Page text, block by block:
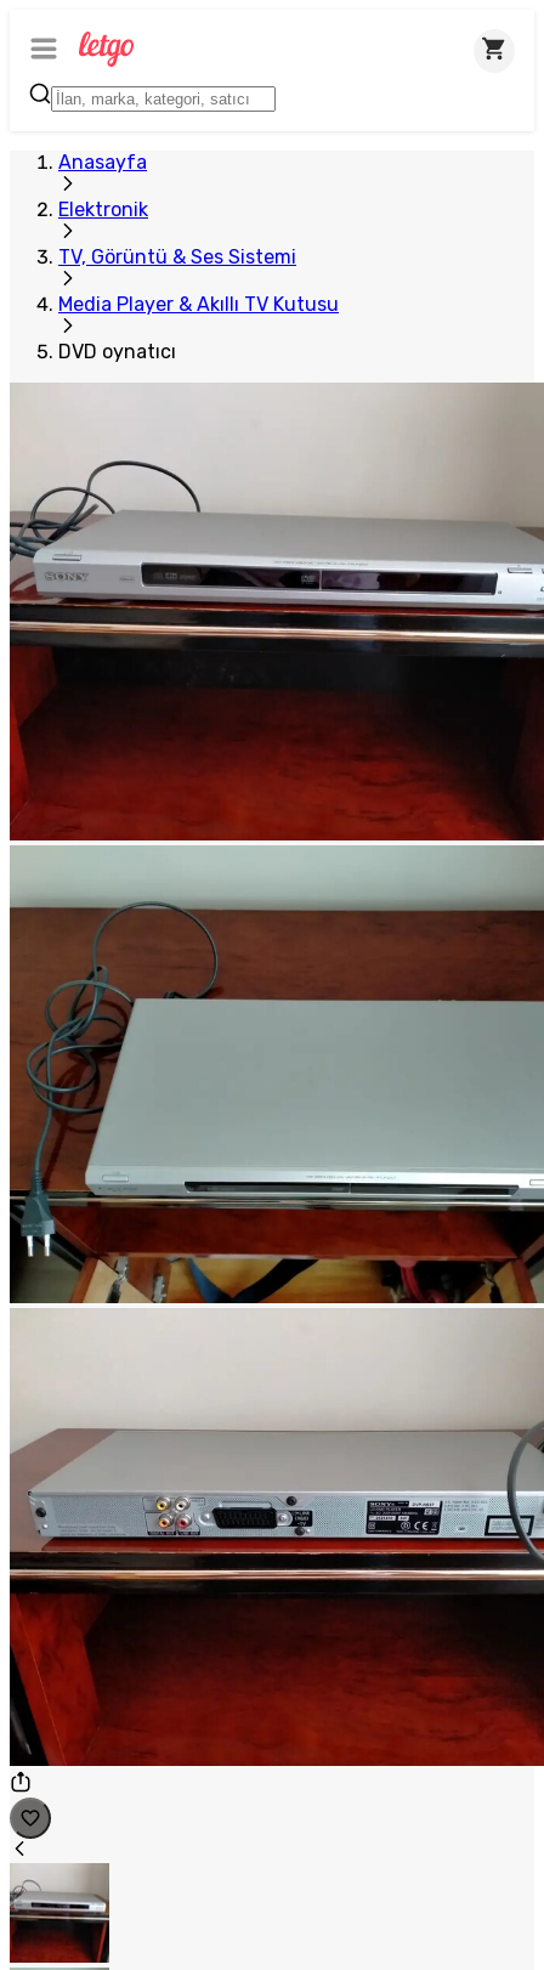
Anasayfa
Elektronik
TV, Görüntü & Ses Sistemi
Media Player & Akıllı TV Kutusu
DVD oynatıcı